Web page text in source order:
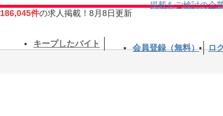
186,045件の求人掲載！8月8日更新
掲載をご検討の企
キープしたバイト 会員登録（無料） ロ